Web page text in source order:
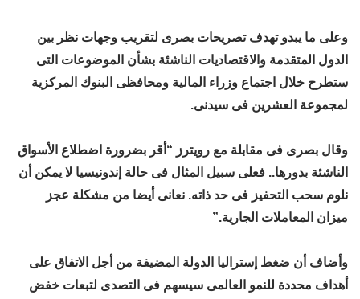
وعلى ما يبدو تهدف تصريحات بصرى لتقريب وجهات نظر بين
الدول المتقدمة والاقتصاديات الناشئة بشأن الموضوعات التى
ستطرح خلال اجتماع وزراء المالية ومحافظى البنوك المركزية
لمجموعة العشرين فى سيدنى.
وقال بصرى فى مقابلة مع رويترز “أقر بضرورة اضطلاع الأسواق
الناشئة بدورها.. فعلى سبيل المثال فى حالة إندونيسيا لا يمكن أن
نلوم سحب التحفيز فى حد ذاته. نعانى أيضا من مشكلة عجز
ميزان المعاملات الجارية.”
وأضاف أن ضغط إستراليا الدولة المضيفة من أجل الاتفاق على
أهداف محددة للنمو العالمى سيسهم فى التصدى لتبعات خفض